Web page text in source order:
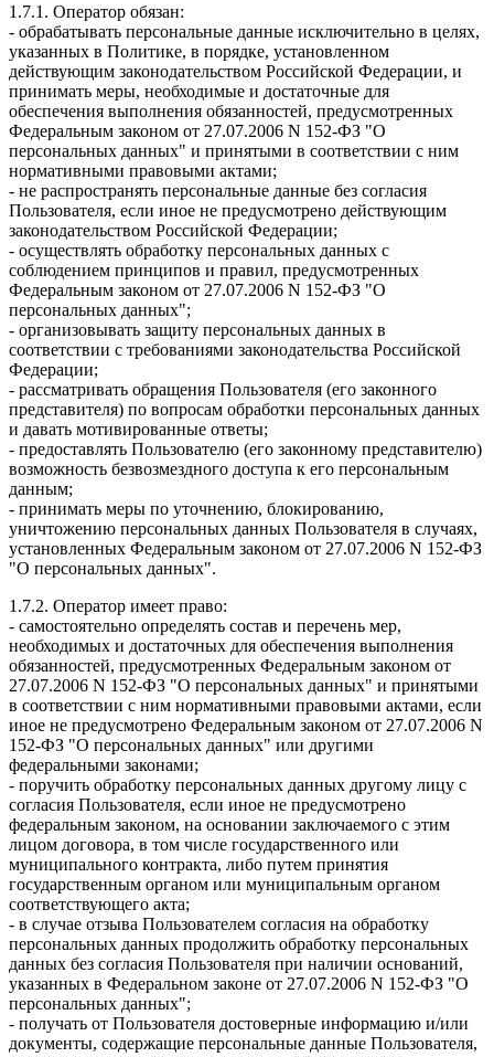
1.7.1. Оператор обязан:
- обрабатывать персональные данные исключительно в целях,
указанных в Политике, в порядке, установленном
действующим законодательством Российской Федерации, и
принимать меры, необходимые и достаточные для
обеспечения выполнения обязанностей, предусмотренных
Федеральным законом от 27.07.2006 N 152-ФЗ "О
персональных данных" и принятыми в соответствии с ним
нормативными правовыми актами;
- не распространять персональные данные без согласия
Пользователя, если иное не предусмотрено действующим
законодательством Российской Федерации;
- осуществлять обработку персональных данных с
соблюдением принципов и правил, предусмотренных
Федеральным законом от 27.07.2006 N 152-ФЗ "О
персональных данных";
- организовывать защиту персональных данных в
соответствии с требованиями законодательства Российской
Федерации;
- рассматривать обращения Пользователя (его законного
представителя) по вопросам обработки персональных данных
и давать мотивированные ответы;
- предоставлять Пользователю (его законному представителю)
возможность безвозмездного доступа к его персональным
данным;
- принимать меры по уточнению, блокированию,
уничтожению персональных данных Пользователя в случаях,
установленных Федеральным законом от 27.07.2006 N 152-ФЗ
"О персональных данных".
1.7.2. Оператор имеет право:
- самостоятельно определять состав и перечень мер,
необходимых и достаточных для обеспечения выполнения
обязанностей, предусмотренных Федеральным законом от
27.07.2006 N 152-ФЗ "О персональных данных" и принятыми
в соответствии с ним нормативными правовыми актами, если
иное не предусмотрено Федеральным законом от 27.07.2006 N
152-ФЗ "О персональных данных" или другими
федеральными законами;
- поручить обработку персональных данных другому лицу с
согласия Пользователя, если иное не предусмотрено
федеральным законом, на основании заключаемого с этим
лицом договора, в том числе государственного или
муниципального контракта, либо путем принятия
государственным органом или муниципальным органом
соответствующего акта;
- в случае отзыва Пользователем согласия на обработку
персональных данных продолжить обработку персональных
данных без согласия Пользователя при наличии оснований,
указанных в Федеральном законе от 27.07.2006 N 152-ФЗ "О
персональных данных";
- получать от Пользователя достоверные информацию и/или
документы, содержащие персональные данные Пользователя,